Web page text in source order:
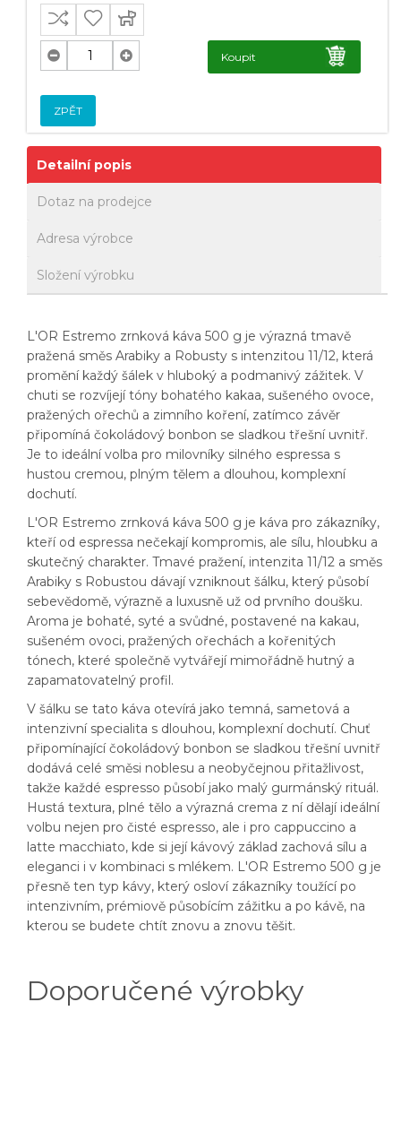
Koupit
ZPĚT
Detailní popis
Dotaz na prodejce
Adresa výrobce
Složení výrobku
L'OR Estremo zrnková káva 500 g je výrazná tmavě
pražená směs Arabiky a Robusty s intenzitou 11/12, která
promění každý šálek v hluboký a podmanivý zážitek. V
chuti se rozvíjejí tóny bohatého kakaa, sušeného ovoce,
pražených ořechů a zimního koření, zatímco závěr
připomíná čokoládový bonbon se sladkou třešní uvnitř.
Je to ideální volba pro milovníky silného espressa s
hustou cremou, plným tělem a dlouhou, komplexní
dochutí.
L'OR Estremo zrnková káva 500 g je káva pro zákazníky,
kteří od espressa nečekají kompromis, ale sílu, hloubku a
skutečný charakter. Tmavé pražení, intenzita 11/12 a směs
Arabiky s Robustou dávají vzniknout šálku, který působí
sebevědomě, výrazně a luxusně už od prvního doušku.
Aroma je bohaté, syté a svůdné, postavené na kakau,
sušeném ovoci, pražených ořechách a kořenitých
tónech, které společně vytvářejí mimořádně hutný a
zapamatovatelný profil.
V šálku se tato káva otevírá jako temná, sametová a
intenzivní specialita s dlouhou, komplexní dochutí. Chuť
připomínající čokoládový bonbon se sladkou třešní uvnitř
dodává celé směsi noblesu a neobyčejnou přitažlivost,
takže každé espresso působí jako malý gurmánský rituál.
Hustá textura, plné tělo a výrazná crema z ní dělají ideální
volbu nejen pro čisté espresso, ale i pro cappuccino a
latte macchiato, kde si její kávový základ zachová sílu a
eleganci i v kombinaci s mlékem. L'OR Estremo 500 g je
přesně ten typ kávy, který osloví zákazníky toužící po
intenzivním, prémiově působícím zážitku a po kávě, na
kterou se budete chtít znovu a znovu těšit.
Doporučené výrobky